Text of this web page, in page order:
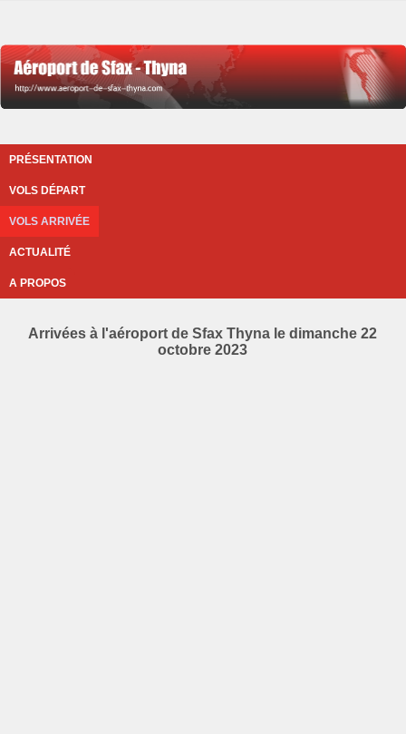
PRÉSENTATION
VOLS DÉPART
VOLS ARRIVÉE
ACTUALITÉ
A PROPOS
Arrivées à l'aéroport de Sfax Thyna le dimanche 22
octobre 2023